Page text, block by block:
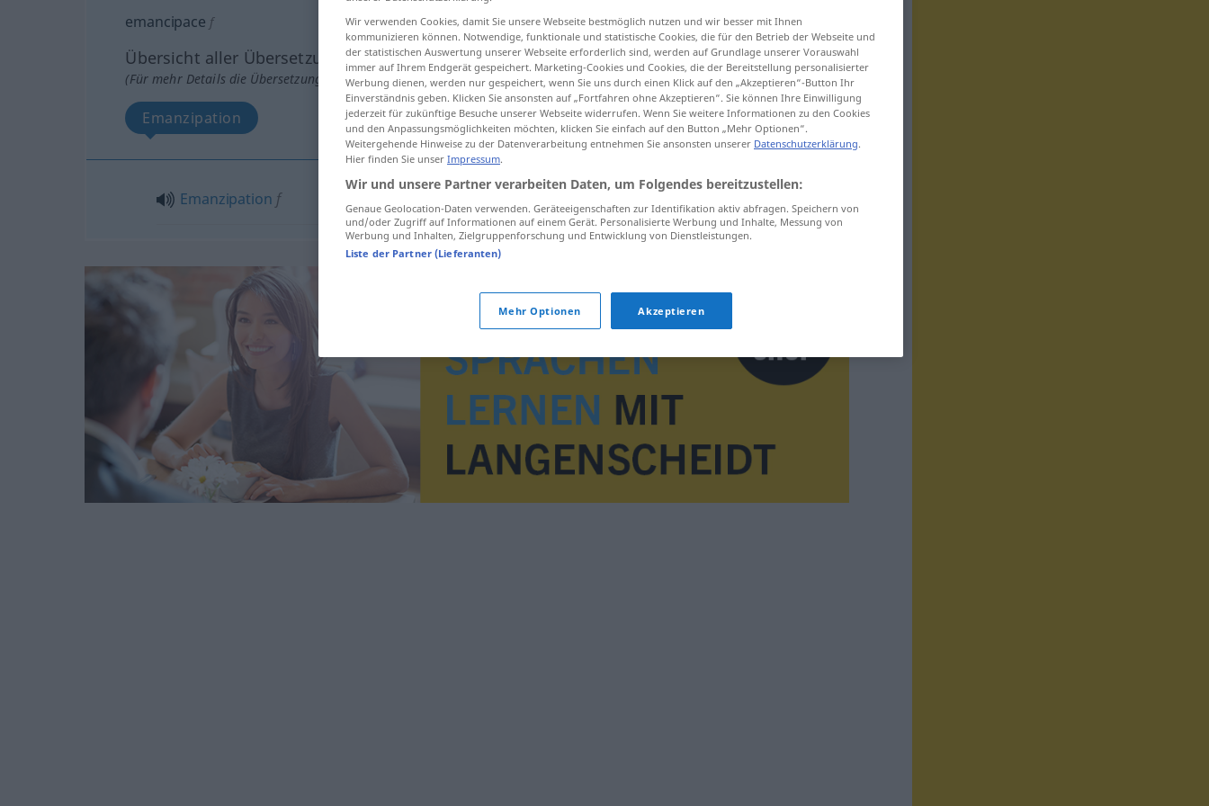
emancipace f
Übersicht aller Übersetzungen
(Für mehr Details die Übersetzung anklicken/antippen)
Emanzipation
Emanzipation f
Wir verwenden Cookies, damit Sie unsere Webseite bestmöglich nutzen und wir besser mit Ihnen
kommunizieren können. Notwendige, funktionale und statistische Cookies, die für den Betrieb der Webseite und
der statistischen Auswertung unserer Webseite erforderlich sind, werden auf Grundlage unserer Vorauswahl
immer auf Ihrem Endgerät gespeichert. Marketing-Cookies und Cookies, die der Bereitstellung personalisierter
Werbung dienen, werden nur gespeichert, wenn Sie uns durch einen Klick auf den „Akzeptieren“-Button Ihr
Einverständnis geben. Klicken Sie ansonsten auf „Fortfahren ohne Akzeptieren“. Sie können Ihre Einwilligung
jederzeit für zukünftige Besuche unserer Webseite widerrufen. Wenn Sie weitere Informationen zu den Cookies
und den Anpassungsmöglichkeiten möchten, klicken Sie einfach auf den Button „Mehr Optionen“.
Weitergehende Hinweise zu der Datenverarbeitung entnehmen Sie ansonsten unserer Datenschutzerklärung.
Hier finden Sie unser Impressum.
Wir und unsere Partner verarbeiten Daten, um Folgendes bereitzustellen:
Genaue Geolocation-Daten verwenden. Geräteeigenschaften zur Identifikation aktiv abfragen. Speichern von
und/oder Zugriff auf Informationen auf einem Gerät. Personalisierte Werbung und Inhalte, Messung von
Werbung und Inhalten, Zielgruppenforschung und Entwicklung von Dienstleistungen.
Liste der Partner (Lieferanten)
Mehr Optionen Akzeptieren